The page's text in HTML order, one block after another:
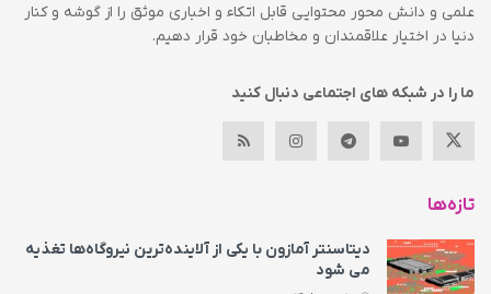
علمی و دانش محور محتوایی قابل اتکاء و اخباری موثق را از گوشه و کنار
دنیا در اختیار علاقمندان و مخاطبان خود قرار دهیم.
ما را در شبکه های اجتماعی دنبال کنید
تازه‌ها
دیتاسنتر آمازون با یکی از آلاینده‌ترین نیروگاه‌ها تغذیه
می‌ شود